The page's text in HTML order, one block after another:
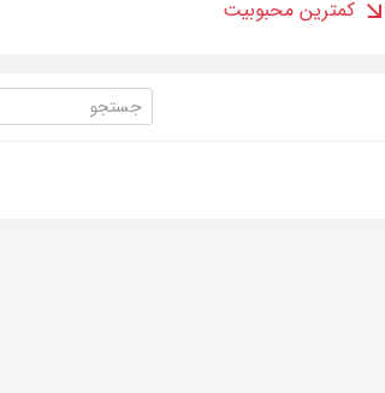
کمترین محبوبیت